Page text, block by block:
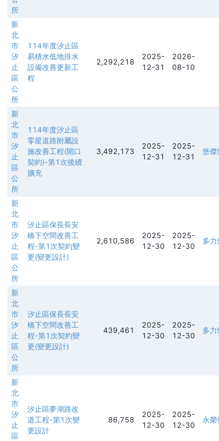
所
新
北
市
汐
止
區
公
所
114年度汐止區
易積水低地排水
設備改善更新工
程
2,292,218
2025-
12-31
2026-
08-10
新
北
市
汐
止
區
公
所
114年度汐止區
零星道路附屬設
施改善工程(開口
契約)-第1次後續
擴充
3,492,173
2025-
12-31
2025-
12-31
堡傑
新
北
市
汐
止
區
公
所
汐止區保長長安
橋下空間改善工
程-第1次契約變
更(變更設計)
2,610,586
2025-
12-30
2025-
12-30
多
新
北
市
汐
止
區
公
所
汐止區保長長安
橋下空間改善工
程-第1次契約變
更(變更設計)
439,461
2025-
12-30
2025-
12-30
多
新
北
市
汐
止
區
汐止區夢湖路改
道工程-第1次變
更設計
86,758
2025-
12-30
2025-
12-30
永